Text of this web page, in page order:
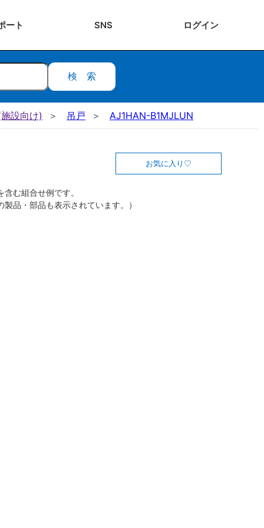
ート SNS ログイン
検索
設向け) 吊戸 AJ1HAN-B1MJLUN
お気に入り
む組合せ例です。
製品・部品も表示されています。）